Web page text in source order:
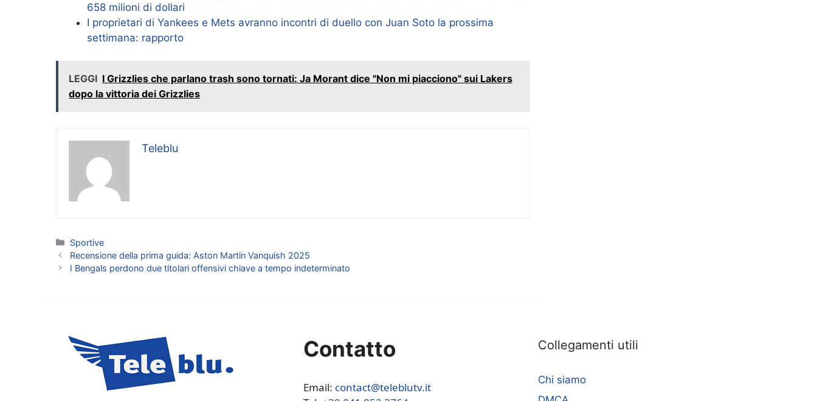
658 milioni di dollari
I proprietari di Yankees e Mets avranno incontri di duello con Juan Soto la prossima
settimana: rapporto
LEGGI I Grizzlies che parlano trash sono tornati: Ja Morant dice "Non mi piacciono" sui Lakers
dopo la vittoria dei Grizzlies
Teleblu
Categorie
Sportive
Recensione della prima guida: Aston Martin Vanquish 2025
I Bengals perdono due titolari offensivi chiave a tempo indeterminato
Contatto
Email: contact@teleblutv.it
Collegamenti utili
Chi siamo